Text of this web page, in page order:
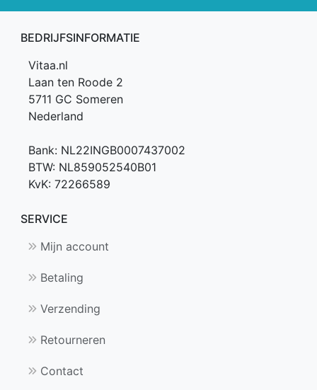
Caffeïne
BEDRIJFSINFORMATIE
Vitaa.nl
Laan ten Roode 2
5711 GC Someren
Nederland
Bank: NL22INGB0007437002
BTW: NL859052540B01
KvK: 72266589
SERVICE
Mijn account
Betaling
Verzending
Retourneren
Contact